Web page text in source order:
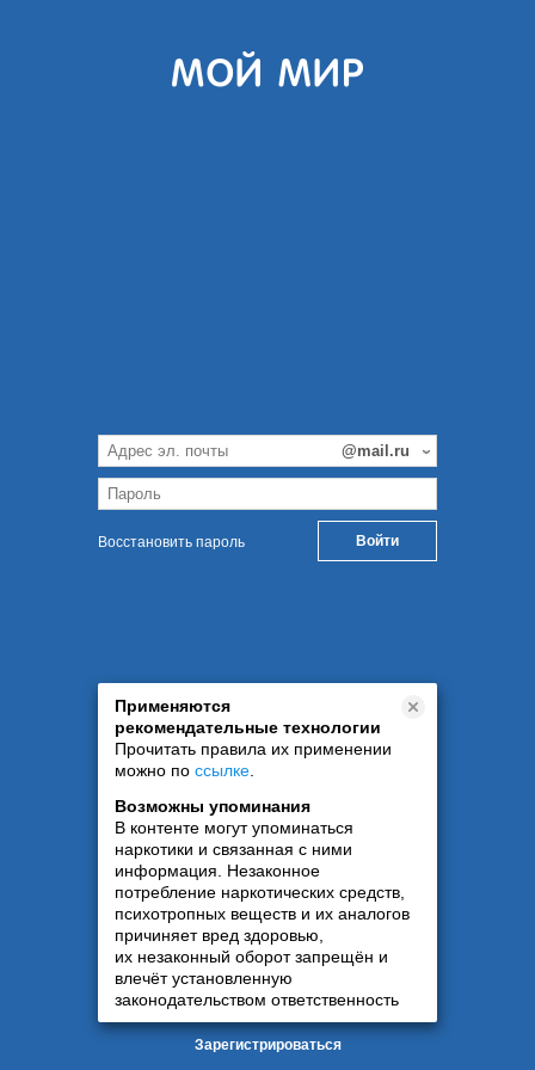
Восстановить пароль
Применяются
рекомендательные технологии
Прочитать правила их применении
можно по ссылке
Возможны упоминания
В контенте могут упоминаться
наркотики и связанная с ними
информация. Незаконное
потребление наркотических средств,
психотропных веществ и их аналогов
причиняет вред здоровью,
их незаконный оборот запрещён и
влечёт установленную
законодательством ответственность
Зарегистрироваться